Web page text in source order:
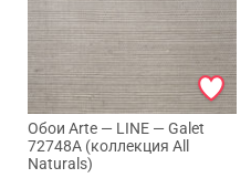
Обои Arte — LINE — Galet
72748A (коллекция All
Naturals)